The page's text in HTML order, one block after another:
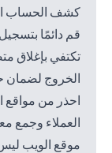
كشف الحساب
قم دائمًا
تكتفي بإغلاق
الخروج لضمان
احذر من مواقع
العملاء وجمع
موقع الويب ليس